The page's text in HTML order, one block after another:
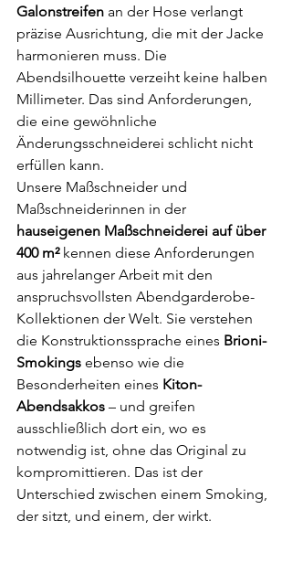
Galonstreifen an der Hose verlangt
präzise Ausrichtung, die mit der Jacke
harmonieren muss. Die
Abendsilhouette verzeiht keine halben
Millimeter. Das sind Anforderungen,
die eine gewöhnliche
Änderungsschneiderei schlicht nicht
erfüllen kann.
Unsere Maßschneider und
Maßschneiderinnen in der
hauseigenen Maßschneiderei auf über
400 m² kennen diese Anforderungen
aus jahrelanger Arbeit mit den
anspruchsvollsten Abendgarderobe-
Kollektionen der Welt. Sie verstehen
die Konstruktionssprache eines Brioni-
Smokings ebenso wie die
Besonderheiten eines Kiton-
Abendsakkos – und greifen
ausschließlich dort ein, wo es
notwendig ist, ohne das Original zu
kompromittieren. Das ist der
Unterschied zwischen einem Smoking,
der sitzt, und einem, der wirkt.